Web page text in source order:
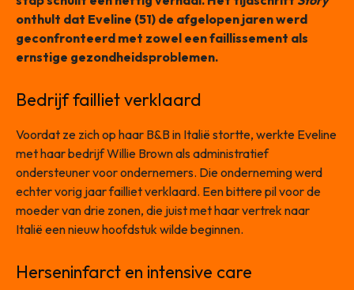
onthult dat Eveline (51) de afgelopen jaren werd
geconfronteerd met zowel een faillissement als
ernstige gezondheidsproblemen.
Bedrijf failliet verklaard
Voordat ze zich op haar B&B in Italië stortte, werkte Eveline
met haar bedrijf Willie Brown als administratief
ondersteuner voor ondernemers. Die onderneming werd
echter vorig jaar failliet verklaard. Een bittere pil voor de
moeder van drie zonen, die juist met haar vertrek naar
Italië een nieuw hoofdstuk wilde beginnen.
Herseninfarct en intensive care